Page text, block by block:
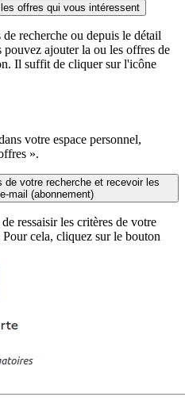
offres qui vous intéressent
recherche ou depuis le détail
ajouter la ou les offres de
Il suffit de cliquer sur l'icône
votre espace personnel,
».
de votre recherche et recevoir les
mail (abonnement)
ressaisir les critères de votre
cela, cliquez sur le bouton